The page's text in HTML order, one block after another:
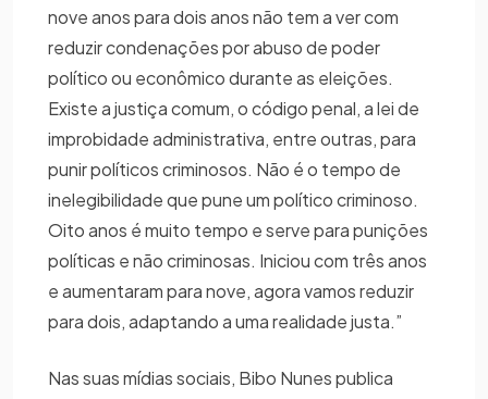
nove anos para dois anos não tem a ver com
reduzir condenações por abuso de poder
político ou econômico durante as eleições.
Existe a justiça comum, o código penal, a lei de
improbidade administrativa, entre outras, para
punir políticos criminosos. Não é o tempo de
inelegibilidade que pune um político criminoso.
Oito anos é muito tempo e serve para punições
políticas e não criminosas. Iniciou com três anos
e aumentaram para nove, agora vamos reduzir
para dois, adaptando a uma realidade justa.”
Nas suas mídias sociais, Bibo Nunes publica